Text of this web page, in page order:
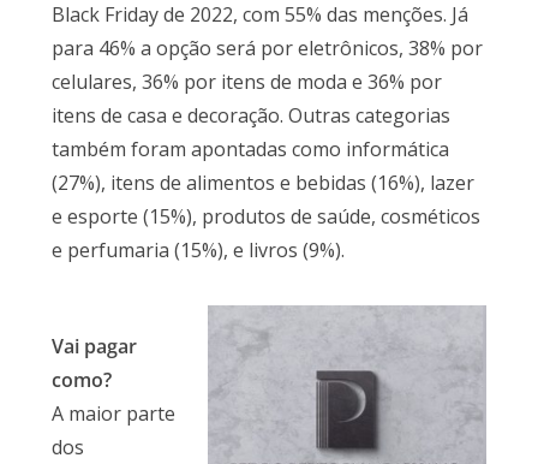
Black Friday de 2022, com 55% das menções. Já
para 46% a opção será por eletrônicos, 38% por
celulares, 36% por itens de moda e 36% por
itens de casa e decoração. Outras categorias
também foram apontadas como informática
(27%), itens de alimentos e bebidas (16%), lazer
e esporte (15%), produtos de saúde, cosméticos
e perfumaria (15%), e livros (9%).
Vai pagar
como?
A maior parte
dos